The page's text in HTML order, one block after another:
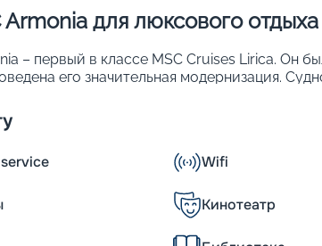
для люксового отдыха
– первый в классе MSC Cruises Lirica. Он
его значительная модернизация.
тыс. т;
– 13;
– 976. Они рассчитаны на комфортное
Wifi
Кинотеатр